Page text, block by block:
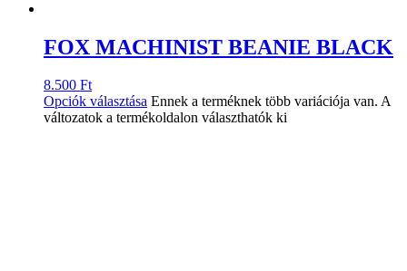
FOX MACHINIST BEANIE BLACK
8.500 Ft
Opciók választása Ennek a terméknek több variációja van. A
változatok a termékoldalon választhatók ki